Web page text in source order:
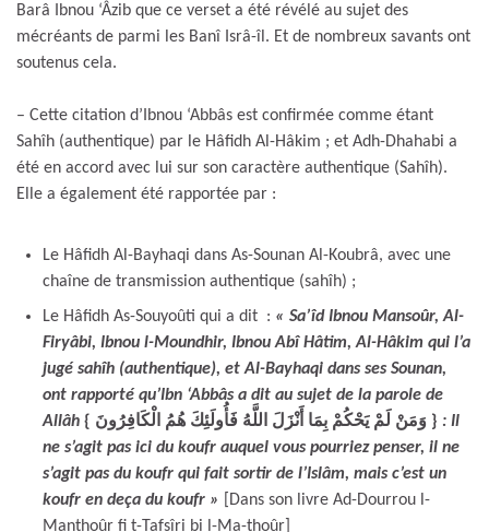
Barâ Ibnou ‘Âzib que ce verset a été révélé au sujet des
mécréants de parmi les Banî Isrâ-îl. Et de nombreux savants ont
soutenus cela.
– Cette citation d’Ibnou ‘Abbâs est confirmée comme étant
Sahîh (authentique) par le Hâfidh Al-Hâkim ; et Adh-Dhahabi a
été en accord avec lui sur son caractère authentique (Sahîh).
Elle a également été rapportée par :
Le Hâfidh Al-Bayhaqi dans As-Sounan Al-Koubrâ, avec une
chaîne de transmission authentique (sahîh) ;
Le Hâfidh As-Souyoûti qui a dit : « Sa’îd Ibnou Mansoûr, Al-
Firyâbi, Ibnou l-Moundhir, Ibnou Abî Hâtim, Al-Hâkim qui l’a
jugé sahîh (authentique), et Al-Bayhaqi dans ses Sounan,
ont rapporté qu’Ibn ‘Abbâs a dit au sujet de la parole de
Allâh
{ وَمَنْ لَمْ يَحْكُمْ بِمَا أَنْزَلَ اللَّهُ فَأُولَئِكَ هُمُ الْكَافِرُونَ } : Il
ne s’agit pas ici du koufr auquel vous pourriez penser, il ne
s’agit pas du koufr qui fait sortir de l’Islâm, mais c’est un
koufr en deça du koufr »
[Dans son livre Ad-Dourrou l-
Manthoûr fi t-Tafsîri bi l-Ma-thoûr]